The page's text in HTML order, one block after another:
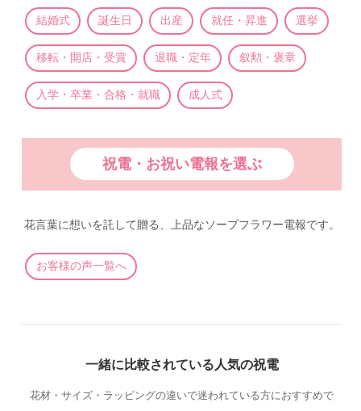
結婚式 誕生日 出産 就任・昇進 選挙
移転・開店・受賞 退職・定年 叙勲・褒章
入学・卒業・合格・就職 成人式
祝電・お祝い電報を選ぶ
花言葉に想いを託して贈る、上品なソープフラワー電報です。
お客様の声一覧へ
一緒に比較されている人気の祝電
花材・サイズ・ラッピングの違いで迷われている方におすすめで